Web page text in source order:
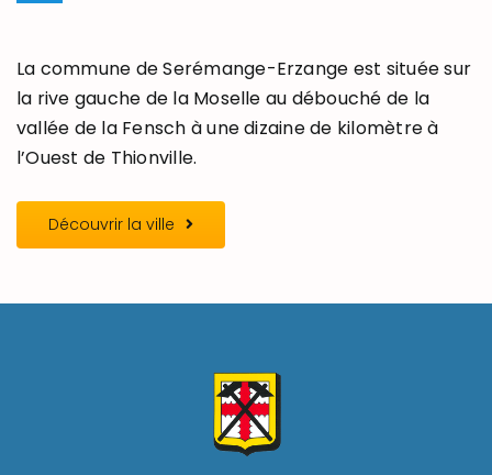
La commune de Serémange-Erzange est située sur
la rive gauche de la Moselle au débouché de la
vallée de la Fensch à une dizaine de kilomètre à
l’Ouest de Thionville.
Découvrir la ville